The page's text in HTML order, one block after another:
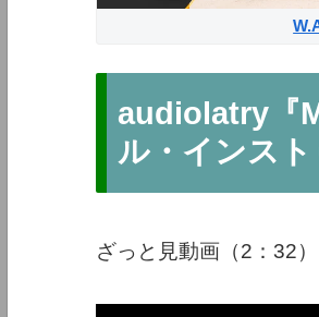
audiolatry『
ル・インス
ざっと見動画（2：32）